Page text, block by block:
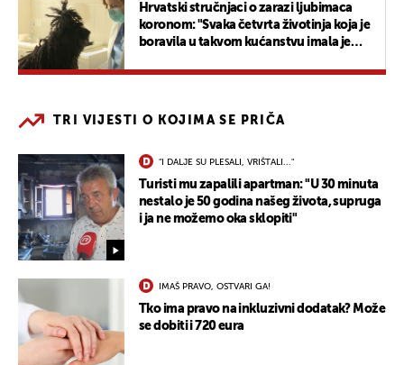
Hrvatski stručnjaci o zarazi ljubimaca
koronom: "Svaka četvrta životinja koja je
boravila u takvom kućanstvu imala je
TRI VIJESTI O KOJIMA SE PRIČA
"I DALJE SU PLESALI, VRIŠTALI..."
Turisti mu zapalili apartman: "U 30 minuta
nestalo je 50 godina našeg života, supruga
i ja ne možemo oka sklopiti"
IMAŠ PRAVO, OSTVARI GA!
Tko ima pravo na inkluzivni dodatak? Može
se dobiti i 720 eura